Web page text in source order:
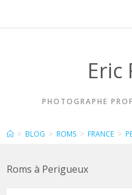
Eric
PHOTOGRAPHE
> BLOG > ROMS > FRANCE >
Roms à Perigueux